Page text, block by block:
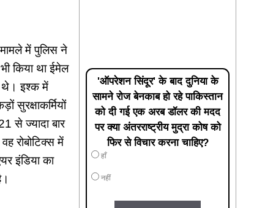
में पुलिस ने
किया था ईमेल
थे। इश्क में
सुरक्षाकर्मियों
से ज्यादा बार
रोबोटिक्स में
इंडिया का
'ऑपरेशन सिंदूर' के बाद दुनिया के
सामने रोज बेनकाब हो रहे पाकिस्तान
को दी गई एक अरब डॉलर की मदद
पर क्या अंतरराष्ट्रीय मुद्रा कोष को
फिर से विचार करना चाहिए?
हाँ
नहीं